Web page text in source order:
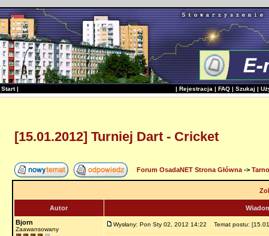
Start| | Rejestracja | FAQ | Szukaj |
[15.01.2012] Turniej Dart - Cricket
Forum OsadaNET Strona Główna->
Autor
Bjorn
Zaawansowany
Wysłany: Pon Sty 02, 2012 14:22 Temat postu: